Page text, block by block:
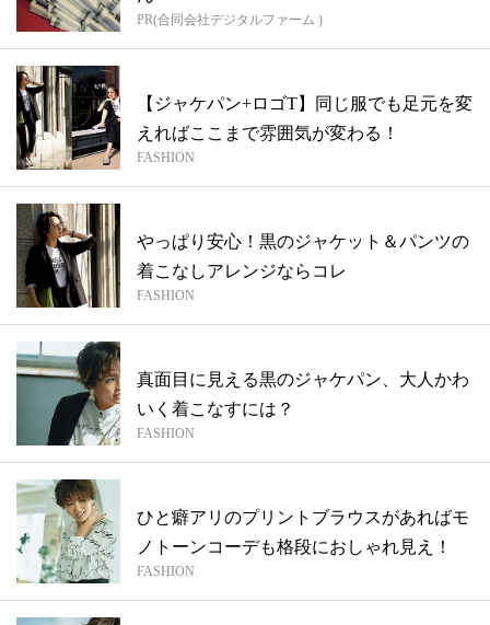
PR(合同会社デジタルファーム )
【ジャケパン+ロゴT】同じ服でも足元を変
えればここまで雰囲気が変わる！
FASHION
やっぱり安心！黒のジャケット＆パンツの
着こなしアレンジならコレ
FASHION
真面目に見える黒のジャケパン、大人かわ
いく着こなすには？
FASHION
ひと癖アリのプリントブラウスがあればモ
ノトーンコーデも格段におしゃれ見え！
FASHION